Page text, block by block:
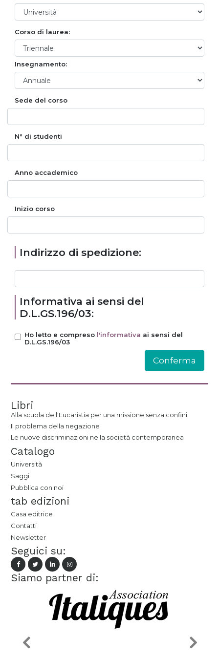
Corso di laurea:
Insegnamento:
Sede del corso
N° di studenti
Anno accademico
Inizio corso
Indirizzo di spedizione:
Informativa ai sensi del
D.L.GS.196/03:
Ho letto e compreso l'informativa ai sensi del
D.L.GS.196/03
Libri
Alla scuola dell'Eucaristia per una missione senza confini
Il problema della negazione
Le nuove discriminazioni nella società contemporanea
Catalogo
Università
Saggi
Pubblica con noi
tab edizioni
Casa editrice
Contatti
Newsletter
Seguici su:
Siamo partner di: